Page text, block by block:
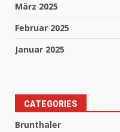
März 2025
Februar 2025
Januar 2025
CATEGORIES
Brunthaler